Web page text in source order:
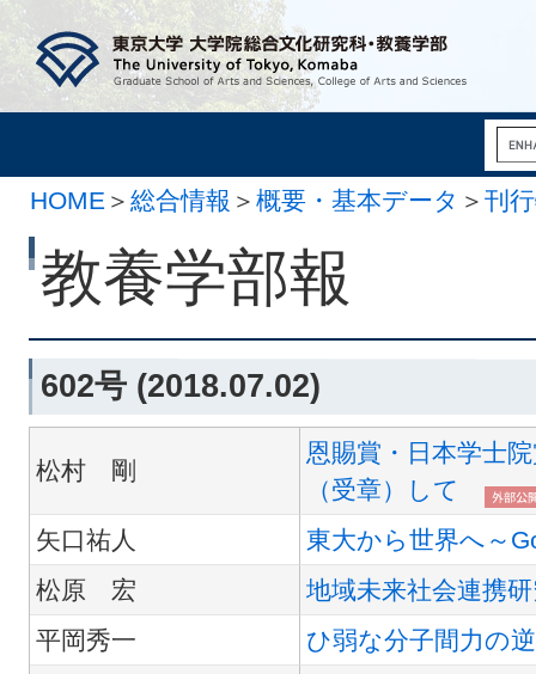
HOME ＞ 総合情報 ＞ 概要・基本データ ＞ 刊
月 2日）
教養学部報
602号 (2018.07.02)
松村 剛
恩賜賞・日本学士
（受章）して
矢口祐人
東大から世界へ～
松原 宏
地域未来社会連携
平岡秀一
ひ弱な分子間力の